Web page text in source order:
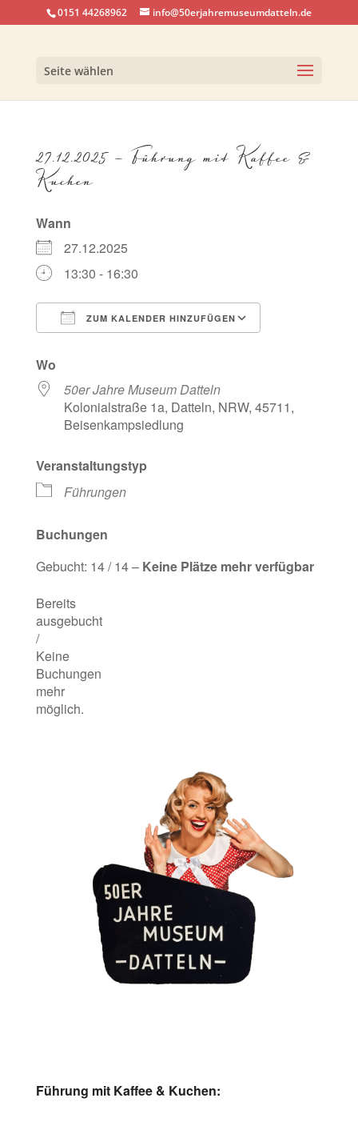
0151 44268962 info@50erjahremuseumdatteln.de
Seite wählen
27.12.2025 – Führung mit Kaffee &
Kuchen
Wann
27.12.2025
13:30 - 16:30
ZUM KALENDER HINZUFÜGEN
Wo
50er Jahre Museum Datteln
Kolonialstraße 1a, Datteln, NRW, 45711,
Beisenkampsiedlung
Veranstaltungstyp
Führungen
Buchungen
Gebucht: 14 / 14 – Keine Plätze mehr verfügbar
Bereits
ausgebucht
/
Keine
Buchungen
mehr
möglich.
Führung mit Kaffee & Kuchen: